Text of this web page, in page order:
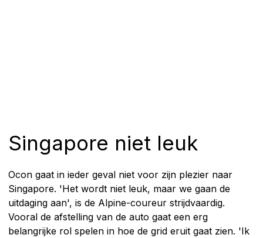
Singapore niet leuk
Ocon gaat in ieder geval niet voor zijn plezier naar
Singapore. 'Het wordt niet leuk, maar we gaan de
uitdaging aan', is de Alpine-coureur strijdvaardig.
Vooral de afstelling van de auto gaat een erg
belangrijke rol spelen in hoe de grid eruit gaat zien. 'Ik